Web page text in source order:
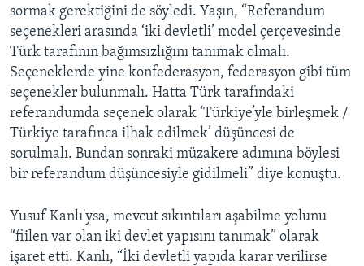
sormak gerektiğini de söyledi. Yaşın, “Referandum
seçenekleri arasında ‘iki devletli’ model çerçevesinde
Türk tarafının bağımsızlığını tanımak olmalı.
Seçeneklerde yine konfederasyon, federasyon gibi tüm
seçenekler bulunmalı. Hatta Türk tarafındaki
referandumda seçenek olarak ‘Türkiye’yle birleşmek /
Türkiye tarafınca ilhak edilmek’ düşüncesi de
sorulmalı. Bundan sonraki müzakere adımına böylesi
bir referandum düşüncesiyle gidilmeli” diye konuştu.
Yusuf Kanlı'ysa, mevcut sıkıntıları aşabilme yolunu
“fiilen var olan iki devlet yapısını tanımak” olarak
işaret etti. Kanlı, “İki devletli yapıda karar verilirse